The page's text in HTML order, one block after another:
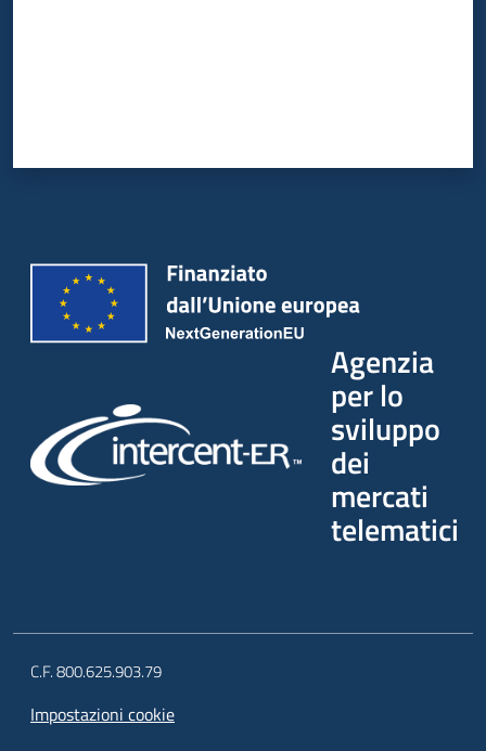
Agenzia
per lo
sviluppo
dei
mercati
telematici
C.F. 800.625.903.79
Impostazioni cookie